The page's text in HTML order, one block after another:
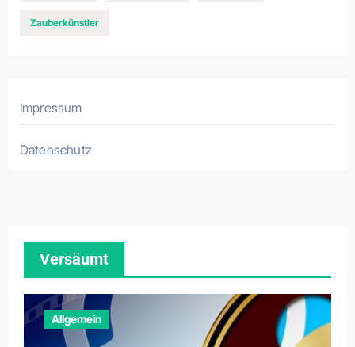
Zauberkünstler
Impressum
Datenschutz
Versäumt
Allgemein